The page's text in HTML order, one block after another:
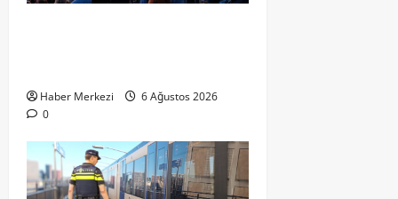
Haber Merkezi
6 Ağustos 2026
0